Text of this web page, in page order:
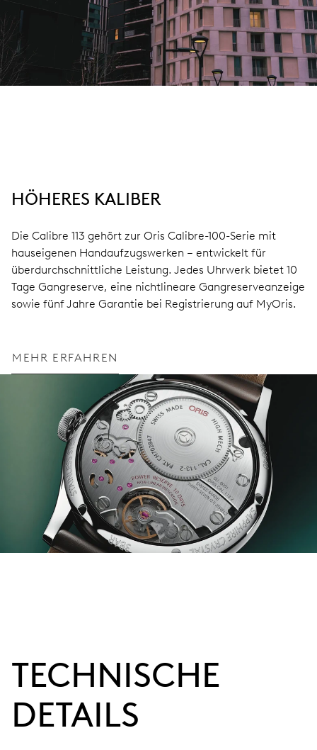
HÖHERES KALIBER
Die Calibre 113 gehört zur Oris Calibre-100-Serie mit
hauseigenen Handaufzugswerken – entwickelt für
überdurchschnittliche Leistung. Jedes Uhrwerk bietet 10
Tage Gangreserve, eine nichtlineare Gangreserveanzeige
sowie fünf Jahre Garantie bei Registrierung auf MyOris.
MEHR ERFAHREN
TECHNISCHE
DETAILS